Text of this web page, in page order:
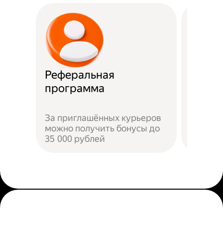
Реферальная
программа
За приглашённых курьеров
можно получить бонусы до
35 000 рублей